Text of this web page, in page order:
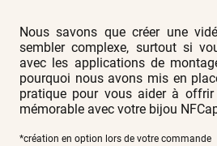
Nous savons que créer une
sembler complexe, surtout si
avec les applications de
pourquoi nous avons mis en
pratique pour vous aider à
mémorable avec votre bijou
*création en option lors de votre commande